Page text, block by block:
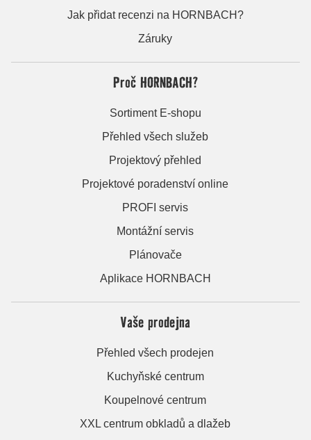
Jak přidat recenzi na HORNBACH?
Záruky
Proč HORNBACH?
Sortiment E-shopu
Přehled všech služeb
Projektový přehled
Projektové poradenství online
PROFI servis
Montážní servis
Plánovače
Aplikace HORNBACH
Vaše prodejna
Přehled všech prodejen
Kuchyňské centrum
Koupelnové centrum
XXL centrum obkladů a dlažeb